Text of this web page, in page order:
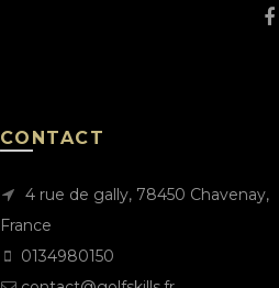
CONTACT
4 rue de gally, 78450 Chavenay,
France
0134980150